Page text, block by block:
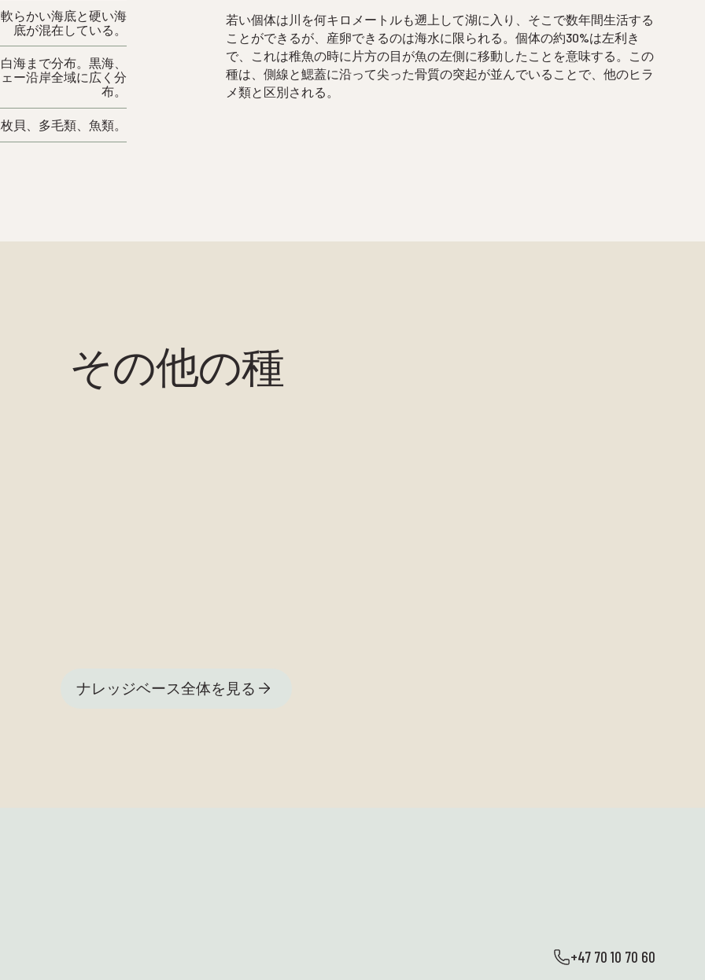
らかい海底と硬い海
底が混在している。
海まで分布。黒海、
ー沿岸全域に広く分
布。
貝、多毛類、魚類。
若い個体は川を何キロメートルも遡上して湖に入り、そこで数年間生活する
ことができるが、産卵できるのは海水に限られる。個体の約30%は左利き
で、これは稚魚の時に片方の目が魚の左側に移動したことを意味する。この
種は、側線と鰓蓋に沿って尖った骨質の突起が並んでいることで、他のヒラ
メ類と区別される。
その他の種
ナレッジベース全体を見る
+47 70 10 70 60